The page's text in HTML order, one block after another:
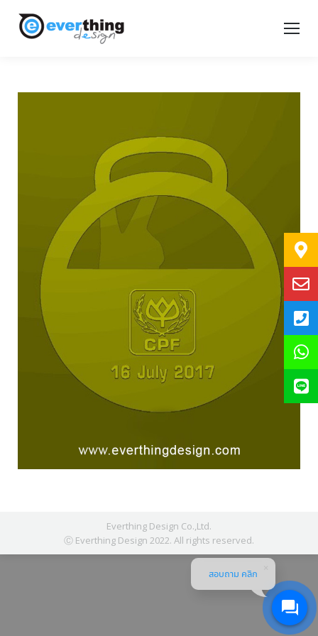
Everthing Design Co.,Ltd.
Ⓒ Everthing Design 2022. All rights reserved.
สอบถาม คลิก